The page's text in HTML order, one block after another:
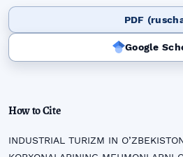
PDF
Google
How to Cite
INDUSTRIAL TURIZM IN